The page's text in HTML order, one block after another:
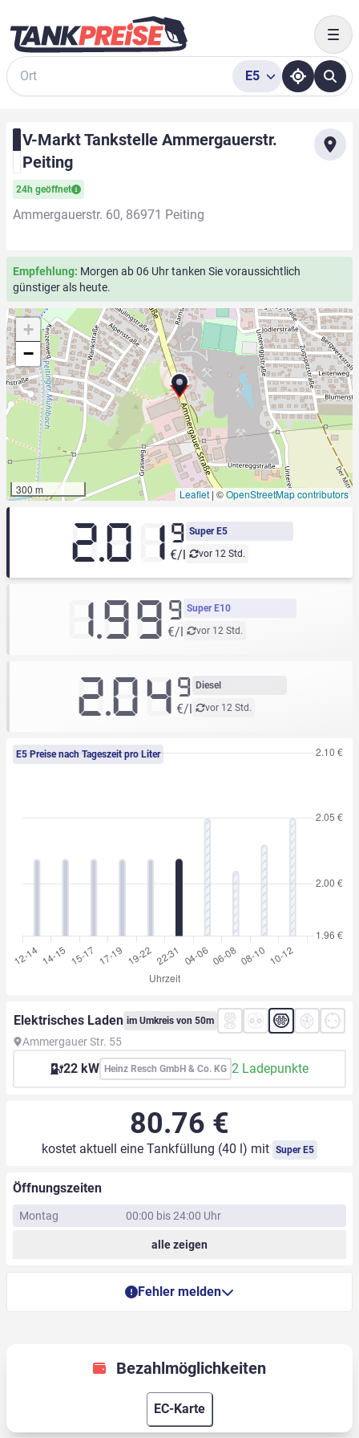
Suche
E5
V-Markt Tankstelle Ammergauerstr.
Peiting
24h geöffnet
Ammergauerstr. 60, 86971 Peiting
Empfehlung: Morgen ab 06 Uhr tanken Sie voraussichtlich
günstiger als heute.
+
−
300 m Leaflet |©OpenStreetMap contributors
Super E5
vor 12 Std.
2.019
€/l
Super E10
vor 12 Std.
1.99 9
€/l
Diesel
vor 12 Std.
2.049
€/l
E5 Preise nach Tageszeit pro Liter
Elektrisches Laden im Umkreis von 50m
Ammergauer Str. 55
22 kW Heinz Resch GmbH & Co. KG 2 Ladepunkte
80.76 €
kostet aktuell eine Tankfüllung (40 l) mit Super E5
Öffnungszeiten
Montag 00:00 bis 24:00 Uhr
alle zeigen
Fehler melden
Bezahlmöglichkeiten
EC-Karte